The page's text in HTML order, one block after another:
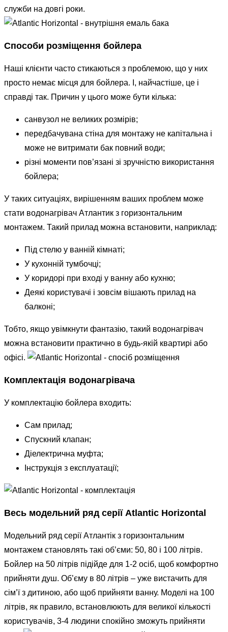
служби на довгі роки.
Способи розміщення бойлера
Наші клієнти часто стикаються з проблемою, що у них
просто немає місця для бойлера. І, найчастіше, це і
справді так. Причин у цього може бути кілька:
санвузол не великих розмірів;
передбачувана стіна для монтажу не капітальна і
може не витримати бак повний води;
різні моменти пов’язані зі зручністю використання
бойлера;
У таких ситуаціях, вирішенням ваших проблем може
стати водонагрівач Атлантик з горизонтальним
монтажем. Такий прилад можна встановити, наприклад:
Під стелю у ванній кімнаті;
У кухонній тумбочці;
У коридорі при вході у ванну або кухню;
Деякі користувачі і зовсім вішають прилад на
балконі;
Тобто, якщо увімкнути фантазію, такий водонагрівач
можна встановити практично в будь-якій квартирі або
офісі.
Комплектація водонагрівача
У комплектацію бойлера входить:
Сам прилад;
Спускний клапан;
Діелектрична муфта;
Інструкція з експлуатації;
Весь модельний ряд серії Atlantic Horizontal
Модельний ряд серії Атлантік з горизонтальним
монтажем становлять такі об’єми: 50, 80 і 100 літрів.
Бойлер на 50 літрів підійде для 1-2 осіб, щоб комфортно
прийняти душ. Об’єму в 80 літрів – уже вистачить для
сім’ї з дитиною, або щоб прийняти ванну. Моделі на 100
літрів, як правило, встановлюють для великої кількості
користувачів, 3-4 людини спокійно зможуть прийняти